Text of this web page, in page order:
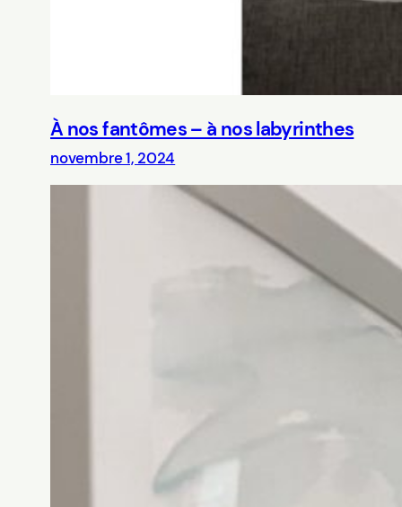
À nos fantômes – à nos labyrinthes
novembre 1, 2024